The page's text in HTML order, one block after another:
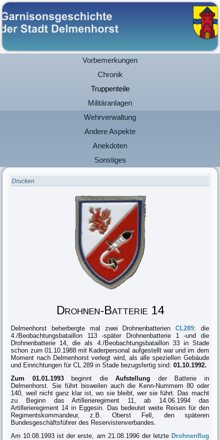
Vorbemerkungen
Chronik
Truppenteile
Militäranlagen
Wehrverwaltung
Andere Aspekte
Anekdoten
Sonstiges
Drucken
Drohnen-Batterie 14
Delmenhorst beherbergte mal zwei Drohnenbatterien CL289: die
4./Beobachtungsbataillon 113 -später Drohnenbatterie 1 -und die
Drohnenbatterie 14, die als 4./Beobachtungsbataillon 33 in Stade
schon zum 01.10.1988 mit Kaderpersonal aufgestellt war und im dem
Moment nach Delmenhorst verlegt wird, als alle speziellen Gebäude
und Einrichtungen für CL 289 in Stade bezugsfertig sind:01.10.1992.
Zum 01.01.1993
beginnt dieAufstellung der Batterie in
Delmenhorst. Sie führt bisweilen auch die Kenn-Nummern 80 oder
140, weil nicht ganz klar ist, wo sie bleibt, wer sie führt. Das macht
zu Beginn das Artillerieregiment 11, ab 14.06.1994 das
Artillerieregiment 14 in Eggesin. Das bedeutet weite Reisen für den
Regimentskommandeur, z.B. Oberst Fell, den späteren
Bundesgeschäftsführer des Reservistenverbandes.
Am 10.08.1993 ist der erste, am 21.08.1996 der letzte Drohnenflug